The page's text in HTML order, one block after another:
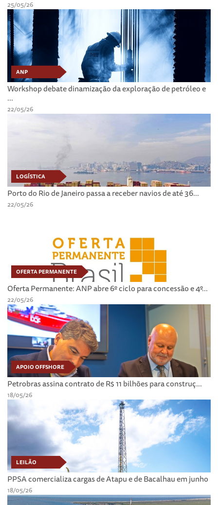
25/05/26
ANP
Workshop debate dinamização da exploração de petróleo e
...
22/05/26
LOGÍSTICA
Porto do Rio de Janeiro passa a receber navios de até 36...
22/05/26
OFERTA PERMANENTE
Oferta Permanente: ANP abre 6º ciclo para concessão e 4º...
22/05/26
APOIO OFFSHORE
Petrobras assina contrato de R$ 11 bilhões para construç...
18/05/26
LEILÃO
PPSA comercializa cargas de Atapu e de Bacalhau em junho
18/05/26